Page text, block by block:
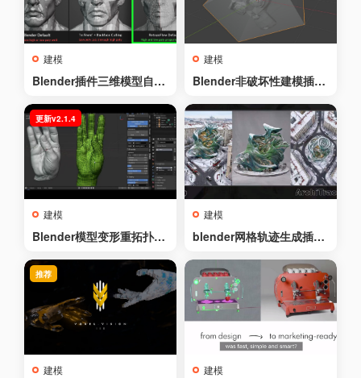
建模
Blender插件三维模型自动
4.1.6
建模
Blender非破坏性建模插件
50
建模
Blender模型变形重拓扑插
更新v2.1.4
建模
blender网格轨迹生成插件
建模
推荐
建模